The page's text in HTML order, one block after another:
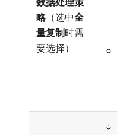
略（选中全
量复制时需
要选择）